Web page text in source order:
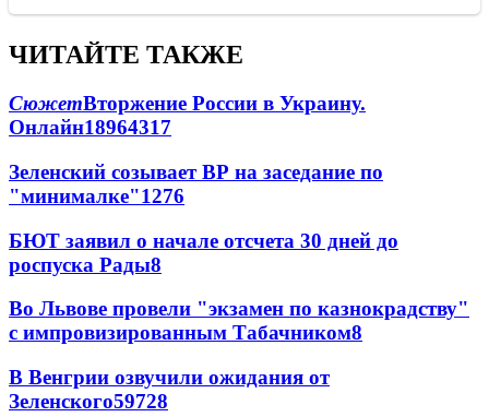
ЧИТАЙТЕ ТАКЖЕ
СюжетВторжение России в Украину.
Онлайн18964317
Зеленский созывает ВР на заседание по
"минималке"1276
БЮТ заявил о начале отсчета 30 дней до
роспуска Рады8
Во Львове провели "экзамен по казнокрадству"
с импровизированным Табачником8
В Венгрии озвучили ожидания от
Зеленского59728